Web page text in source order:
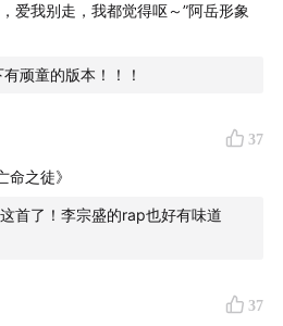
爱我别走，我都觉得呕～”阿岳形象
顽童的版本！！！
37
之徒》
首了！李宗盛的rap也好有味道
37